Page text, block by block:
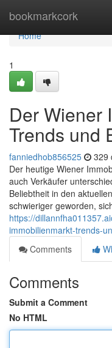
bookmarkcork
Home
Home
1
Der Wiener
Trends und
fanniedhob856525 329
Der heutige Wiener
auch Verkäufer
Beliebtheit in den
schwieriger geworden,
https://
immobilienmarkt-trends-
Comments
Comments
Submit a Comment
No HTML